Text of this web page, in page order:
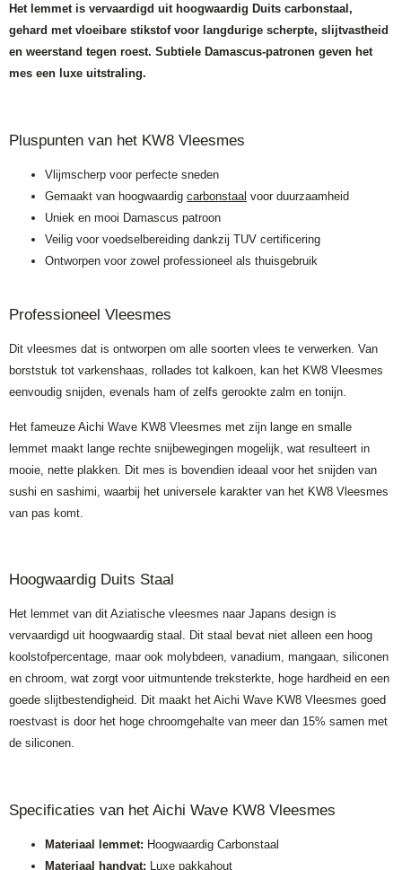
Het lemmet is vervaardigd uit hoogwaardig Duits carbonstaal,
gehard met vloeibare stikstof voor langdurige scherpte, slijtvastheid
en weerstand tegen roest. Subtiele Damascus-patronen geven het
mes een luxe uitstraling.
Pluspunten van het KW8 Vleesmes
Vlijmscherp voor perfecte sneden
Gemaakt van hoogwaardig carbonstaal voor duurzaamheid
Uniek en mooi Damascus patroon
Veilig voor voedselbereiding dankzij TUV certificering
Ontworpen voor zowel professioneel als thuisgebruik
Professioneel Vleesmes
Dit vleesmes dat is ontworpen om alle soorten vlees te verwerken. Van
borststuk tot varkenshaas, rollades tot kalkoen, kan het KW8 Vleesmes
eenvoudig snijden, evenals ham of zelfs gerookte zalm en tonijn.
Het fameuze Aichi Wave KW8 Vleesmes met zijn lange en smalle
lemmet maakt lange rechte snijbewegingen mogelijk, wat resulteert in
mooie, nette plakken. Dit mes is bovendien ideaal voor het snijden van
sushi en sashimi, waarbij het universele karakter van het KW8 Vleesmes
van pas komt.
Hoogwaardig Duits Staal
Het lemmet van dit Aziatische vleesmes naar Japans design is
vervaardigd uit hoogwaardig staal. Dit staal bevat niet alleen een hoog
koolstofpercentage, maar ook molybdeen, vanadium, mangaan, siliconen
en chroom, wat zorgt voor uitmuntende treksterkte, hoge hardheid en een
goede slijtbestendigheid. Dit maakt het Aichi Wave KW8 Vleesmes goed
roestvast is door het hoge chroomgehalte van meer dan 15% samen met
de siliconen.
Specificaties van het Aichi Wave KW8 Vleesmes
Materiaal lemmet: Hoogwaardig Carbonstaal
Materiaal handvat: Luxe pakkahout